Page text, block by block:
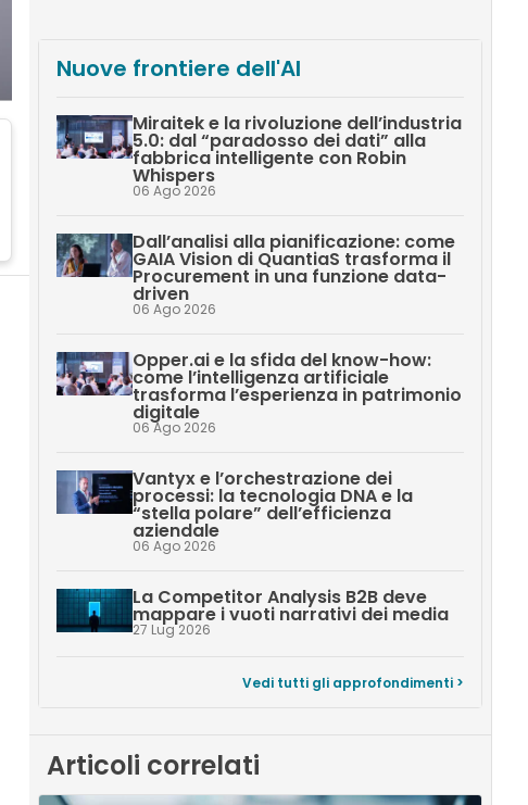
Nuove frontiere dell'AI
Miraitek e la rivoluzione dell’industria
5.0: dal “paradosso dei dati” alla
fabbrica intelligente con Robin
Whispers
06 Ago 2026
Dall’analisi alla pianificazione: come
GAIA Vision di QuantiaS trasforma il
Procurement in una funzione data-
driven
06 Ago 2026
Opper.ai e la sfida del know-how:
come l’intelligenza artificiale
trasforma l’esperienza in patrimonio
digitale
06 Ago 2026
Vantyx e l’orchestrazione dei
processi: la tecnologia DNA e la
“stella polare” dell’efficienza
aziendale
06 Ago 2026
La Competitor Analysis B2B deve
mappare i vuoti narrativi dei media
27 Lug 2026
Vedi tutti gli approfondimenti >
Articoli correlati